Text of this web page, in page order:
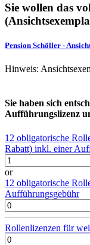
Sie wollen das
Pension Schöller -
Hinweis:
Sie haben sich
Aufführungslizenz
12 obligatorische
Rabatt) inkl. einer
or
12 obligatorische
Aufführungsgebühr
Rollenlizenzen für